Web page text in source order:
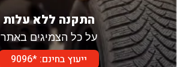
התקנה ללא עלות
על כל הצמיגים באתר
ייעוץ בחינם: *9096